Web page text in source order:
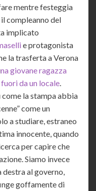
mentre festeggia
compleanno del
implicato
e protagonista
la trasferta a Verona
na giovane ragazza
da un locale.
la stampa abbia
come un
a studiare, estraneo
innocente, quando
per capire che
Siamo invece
destra al governo,
goffamente di